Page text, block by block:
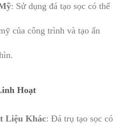
: Sử dụng đá tạo sọc có thể
của công trình và tạo ấn
Hoạt
Liệu Khác: Đá trụ tạo sọc có